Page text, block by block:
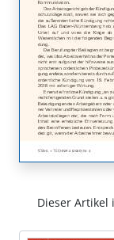
Dieser Artikel